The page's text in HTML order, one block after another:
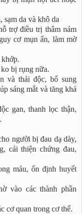
sạm da và khô da
trợ điều trị thâm nám
cơ mụn ẩn, làm mờ
bị rụng nữa.
và thải độc, bổ sung
sáng mắt và tăng khả
gan, thanh lọc thận,
người bị đau dạ dày,
cải thiện chứng đau,
máu, ổn định huyết
vào các thành phần
cơ quan trong cơ thể.